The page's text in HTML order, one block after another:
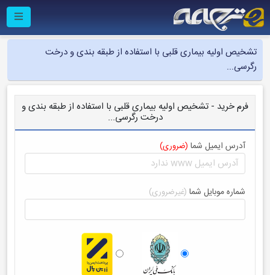
تشخیص اولیه بیماری قلبی با استفاده از طبقه بندی و درخت
رگرسی...
فرم خرید - تشخیص اولیه بیماری قلبی با استفاده از طبقه بندی و
درخت رگرسی...
آدرس ایمیل شما (ضروری)
شماره موبایل شما (غیرضروری)